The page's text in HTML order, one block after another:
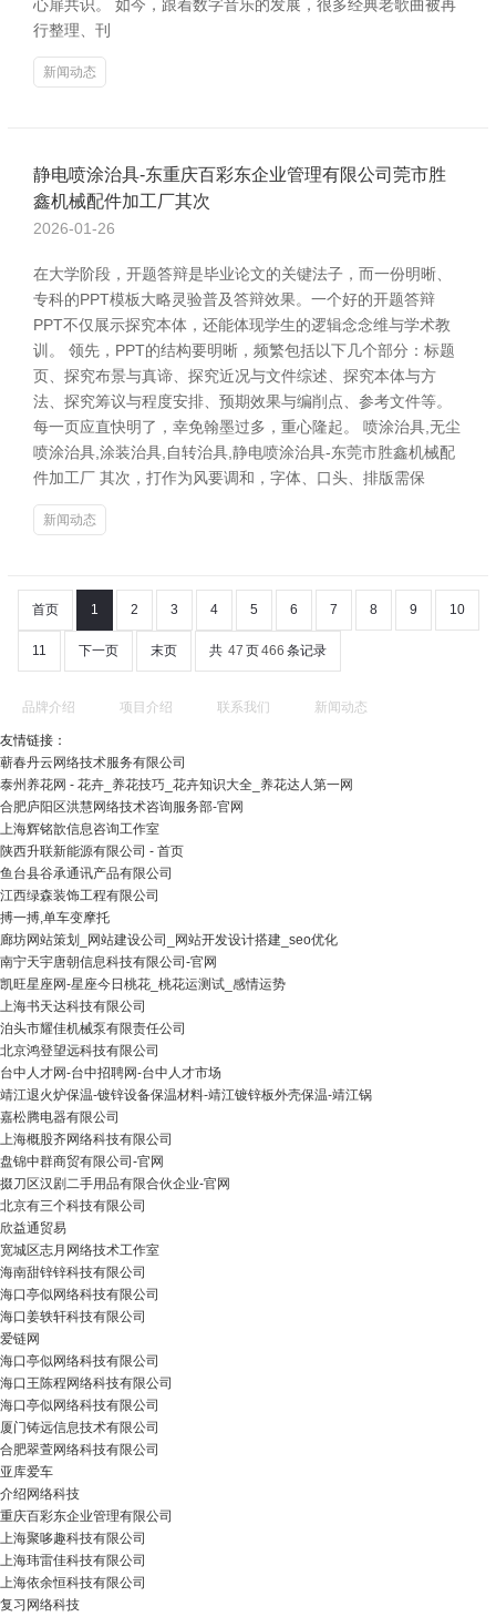
心扉共识。 如今，跟着数字音乐的发展，很多经典老歌曲被再
行整理、刊
新闻动态
静电喷涂治具-东重庆百彩东企业管理有限公司莞市胜
鑫机械配件加工厂其次
2026-01-26
在大学阶段，开题答辩是毕业论文的关键法子，而一份明晰、
专科的PPT模板大略灵验普及答辩效果。一个好的开题答辩
PPT不仅展示探究本体，还能体现学生的逻辑念念维与学术教
训。 领先，PPT的结构要明晰，频繁包括以下几个部分：标题
页、探究布景与真谛、探究近况与文件综述、探究本体与方
法、探究筹议与程度安排、预期效果与编削点、参考文件等。
每一页应直快明了，幸免翰墨过多，重心隆起。 喷涂治具,无尘
喷涂治具,涂装治具,自转治具,静电喷涂治具-东莞市胜鑫机械配
件加工厂 其次，打作为风要调和，字体、口头、排版需保
新闻动态
首页 1 2 3 4 5 6 7 8 9 10
11 下一页 末页 共 47 页466 条记录
品牌介绍 项目介绍 联系我们 新闻动态
友情链接：
蕲春丹云网络技术服务有限公司
泰州养花网 - 花卉_养花技巧_花卉知识大全_养花达人第一网
合肥庐阳区洪慧网络技术咨询服务部-官网
上海辉铭歆信息咨询工作室
陕西升联新能源有限公司 - 首页
鱼台县谷承通讯产品有限公司
江西绿森装饰工程有限公司
搏一搏,单车变摩托
廊坊网站策划_网站建设公司_网站开发设计搭建_seo优化
南宁天宇唐朝信息科技有限公司-官网
凯旺星座网-星座今日桃花_桃花运测试_感情运势
上海书天达科技有限公司
泊头市耀佳机械泵有限责任公司
北京鸿登望远科技有限公司
台中人才网-台中招聘网-台中人才市场
靖江退火炉保温-镀锌设备保温材料-靖江镀锌板外壳保温-靖江锅
嘉松腾电器有限公司
上海概股齐网络科技有限公司
盘锦中群商贸有限公司-官网
掇刀区汉剧二手用品有限合伙企业-官网
北京有三个科技有限公司
欣益通贸易
宽城区志月网络技术工作室
海南甜锌锌科技有限公司
海口亭似网络科技有限公司
海口姜轶轩科技有限公司
爱链网
海口亭似网络科技有限公司
海口王陈程网络科技有限公司
海口亭似网络科技有限公司
厦门铸远信息技术有限公司
合肥翠萱网络科技有限公司
亚库爱车
介绍网络科技
重庆百彩东企业管理有限公司
上海聚哆趣科技有限公司
上海玮雷佳科技有限公司
上海依余恒科技有限公司
复习网络科技